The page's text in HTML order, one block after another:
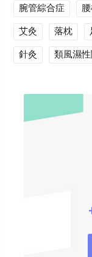
腕管綜合症
艾灸
落枕
針灸
類風濕